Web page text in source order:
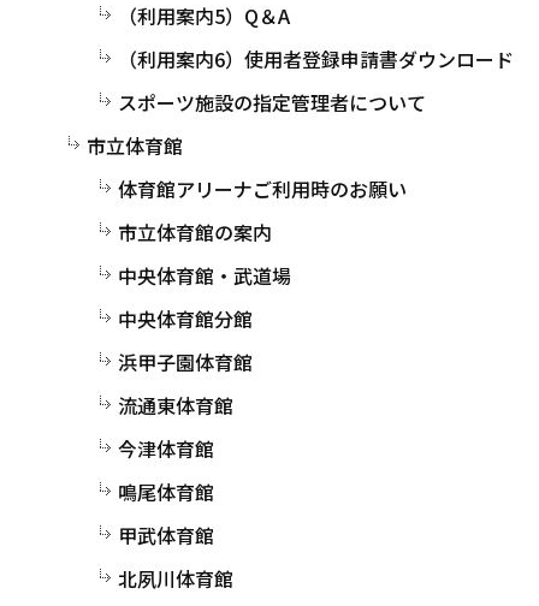
（利用案内5）Q＆A
（利用案内6）使用者登録申請書ダウンロード
スポーツ施設の指定管理者について
市立体育館
体育館アリーナご利用時のお願い
市立体育館の案内
中央体育館・武道場
中央体育館分館
浜甲子園体育館
流通東体育館
今津体育館
鳴尾体育館
甲武体育館
北夙川体育館